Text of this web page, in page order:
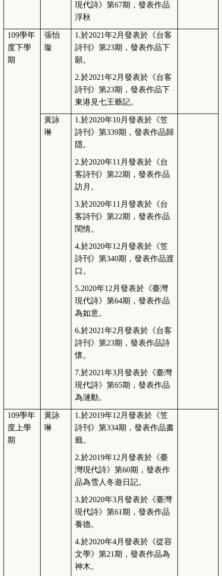
現代詩》第67期，發表作品
浮秋
109學年
度下學
期
張怡
璇
1.於2021年2月發表於《台客
詩刊》第23期，發表作品下
願。
2.於2021年2月發表於《台客
詩刊》第23期，發表作品下
東港見七王爺記。
黃詠
琳
1.於2020年10月發表於《笠
詩刊》第339期，發表作品歸
隱。
2.於2020年11月發表於《台
客詩刊》第22期，發表作品
訪月。
3.於2020年11月發表於《台
客詩刊》第22期，發表作品
閨情。
4.於2020年12月發表於《笠
詩刊》第340期，發表作品渡
口。
5.2020年12月發表於《臺灣
現代詩》第64期，發表作品
為如意。
6.於2021年2月發表於《台客
詩刊》第23期，發表作品詩
懷。
7.於2021年3月發表於《臺灣
現代詩》第65期，發表作品
為漣動。
109學年
度上學
期
黃詠
琳
1.於2019年12月發表於《笠
詩刊》第334期，發表作品書
籤。
2.於2019年12月發表於《臺
灣現代詩》第60期，發表作
品為雪人冬遊日記。
3.於2020年3月發表於《臺灣
現代詩》第61期，發表作品
養德。
4.於2020年4月發表於《從容
文學》第21期，發表作品為
神木。